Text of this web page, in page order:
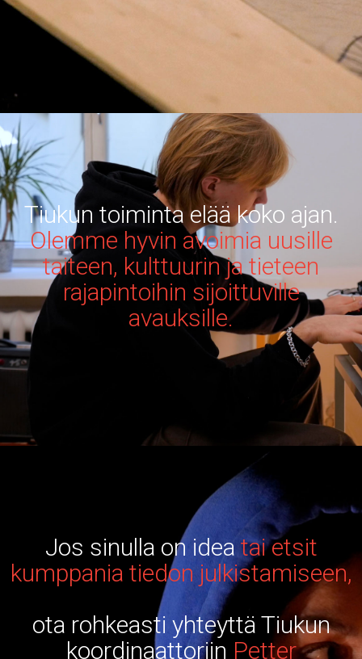
Tiukun toiminta elää koko ajan.
Olemme hyvin avoimia uusille
taiteen, kulttuurin ja tieteen
rajapintoihin sijoittuville
avauksille.
Jos sinulla on idea tai etsit
kumppania tiedon julkistamiseen,
ota rohkeasti yhteyttä Tiukun
koordinaattoriin Petter